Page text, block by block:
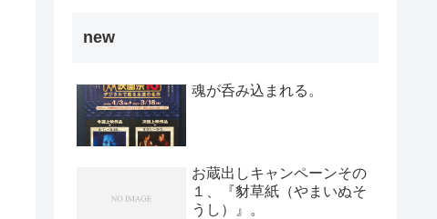
new
魂が呑み込まれる。
お蔵出しキャンペーンその
１、『豺草紙（やまいぬそ
うし）』。